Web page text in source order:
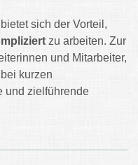
sich der Vorteil,
zu arbeiten. Zur
und Mitarbeiter,
kurzen
und zielführende